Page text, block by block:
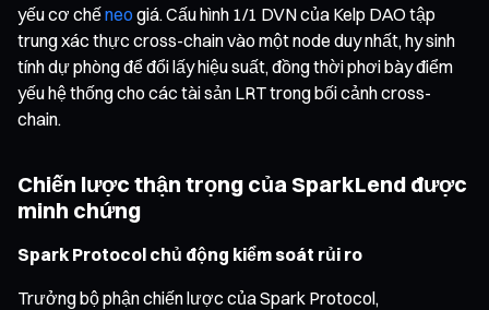
yếu cơ chếneogiá. Cấu hình 1/1 DVN của Kelp DAO tập
trung xác thực cross-chain vào một node duy nhất, hy sinh
tính dự phòng để đổi lấy hiệu suất, đồng thời phơi bày điểm
yếu hệ thống cho các tài sản LRT trong bối cảnh cross-
chain.
Chiến lược thận trọng của SparkLend được
minh chứng
Spark Protocol chủ động kiểm soát rủi ro
Trưởng bộ phận chiến lược của Spark Protocol,